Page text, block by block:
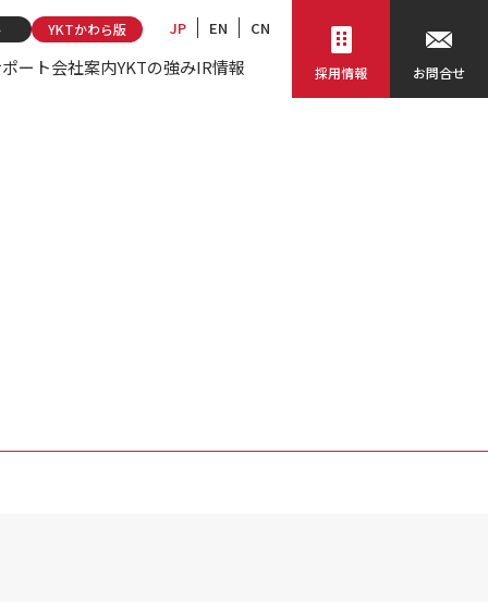
YKTかわら版 JP EN CN
ート会社案内YKTの強みIR情報 採用情報 お問合せ